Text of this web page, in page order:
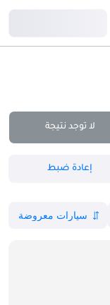
لا توجد نتيجة
إعادة ضبط